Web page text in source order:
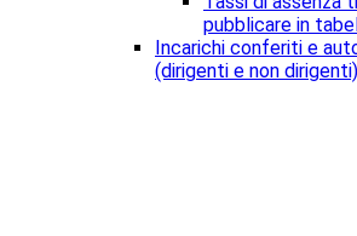
pubblicare in
Incarichi conferiti e
(dirigenti e non dirigenti)